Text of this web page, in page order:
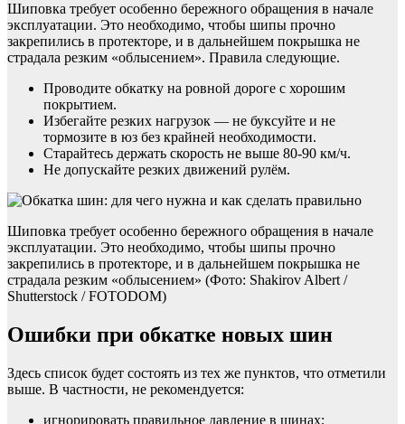
Шиповка требует особенно бережного обращения в начале
эксплуатации. Это необходимо, чтобы шипы прочно
закрепились в протекторе, и в дальнейшем покрышка не
страдала резким «облысением». Правила следующие.
Проводите обкатку на ровной дороге с хорошим
покрытием.
Избегайте резких нагрузок — не буксуйте и не
тормозите в юз без крайней необходимости.
Старайтесь держать скорость не выше 80-90 км/ч.
Не допускайте резких движений рулём.
Шиповка требует особенно бережного обращения в начале
эксплуатации. Это необходимо, чтобы шипы прочно
закрепились в протекторе, и в дальнейшем покрышка не
страдала резким «облысением» (Фото: Shakirov Albert /
Shutterstock / FOTODOM)
Ошибки при обкатке новых шин
Здесь список будет состоять из тех же пунктов, что отметили
выше. В частности, не рекомендуется:
игнорировать правильное давление в шинах;